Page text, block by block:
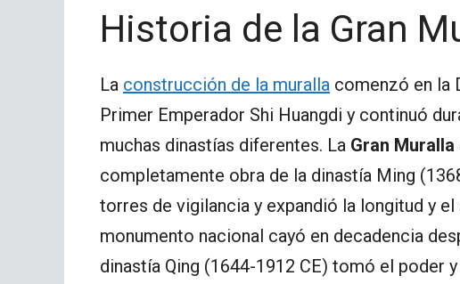
Historia de la Gran
La construcción de la muralla comenzó en la
Primer Emperador Shi Huangdi y continuó
muchas dinastías diferentes. La Gran Muralla
completamente obra de la dinastía Ming
torres de vigilancia y expandió la longitud y
monumento nacional cayó en decadencia
dinastía Qing (1644-1912 CE) tomó el poder